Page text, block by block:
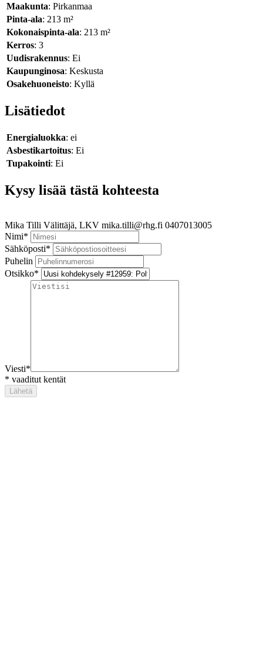
Maakunta: Pirkanmaa
Pinta-ala: 213 m²
Kokonaispinta-ala: 213 m²
Kerros: 3
Uudisrakennus: Ei
Kaupunginosa: Keskusta
Osakehuoneisto: Kyllä
Lisätiedot
Energialuokka: ei
Asbestikartoitus: Ei
Tupakointi: Ei
Kysy lisää tästä kohteesta
Mika Tilli Välittäjä, LKV mika.tilli@rhg.fi 0407013005
Nimi*
Sähköposti*
Puhelin
Otsikko*
Viesti*
* vaaditut kentät